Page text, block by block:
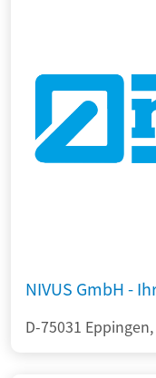
NIVUS GmbH -
D-75031